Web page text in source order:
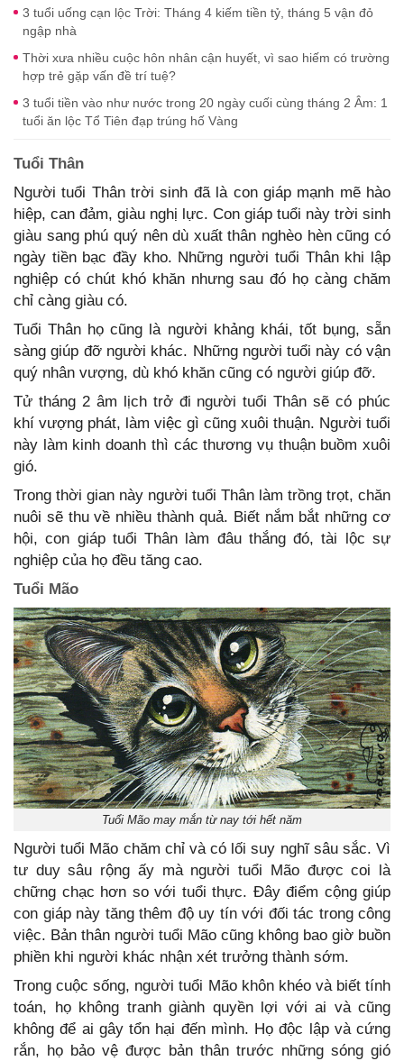
3 tuổi uống cạn lộc Trời: Tháng 4 kiếm tiền tỷ, tháng 5 vận đỏ
ngập nhà
Thời xưa nhiều cuộc hôn nhân cận huyết, vì sao hiếm có trường
hợp trẻ gặp vấn đề trí tuệ?
3 tuổi tiền vào như nước trong 20 ngày cuối cùng tháng 2 Âm: 1
tuổi ăn lộc Tổ Tiên đạp trúng hố Vàng
Tuổi Thân
Người tuổi Thân trời sinh đã là con giáp mạnh mẽ hào
hiệp, can đảm, giàu nghị lực. Con giáp tuổi này trời sinh
giàu sang phú quý nên dù xuất thân nghèo hèn cũng có
ngày tiền bạc đầy kho. Những người tuổi Thân khi lập
nghiệp có chút khó khăn nhưng sau đó họ càng chăm
chỉ càng giàu có.
Tuổi Thân họ cũng là người khảng khái, tốt bụng, sẵn
sàng giúp đỡ người khác. Những người tuổi này có vận
quý nhân vượng, dù khó khăn cũng có người giúp đỡ.
Tử tháng 2 âm lịch trở đi người tuổi Thân sẽ có phúc
khí vượng phát, làm việc gì cũng xuôi thuận. Người tuổi
này làm kinh doanh thì các thương vụ thuận buồm xuôi
gió.
Trong thời gian này người tuổi Thân làm trồng trọt, chăn
nuôi sẽ thu về nhiều thành quả. Biết nắm bắt những cơ
hội, con giáp tuổi Thân làm đâu thắng đó, tài lộc sự
nghiệp của họ đều tăng cao.
Tuổi Mão
Tuổi Mão may mắn từ nay tới hết năm
Người tuổi Mão chăm chỉ và có lối suy nghĩ sâu sắc. Vì
tư duy sâu rộng ấy mà người tuổi Mão được coi là
chững chạc hơn so với tuổi thực. Đây điểm cộng giúp
con giáp này tăng thêm độ uy tín với đối tác trong công
việc. Bản thân người tuổi Mão cũng không bao giờ buồn
phiền khi người khác nhận xét trưởng thành sớm.
Trong cuộc sống, người tuổi Mão khôn khéo và biết tính
toán, họ không tranh giành quyền lợi với ai và cũng
không để ai gây tổn hại đến mình. Họ độc lập và cứng
rắn, họ bảo vệ được bản thân trước những sóng gió